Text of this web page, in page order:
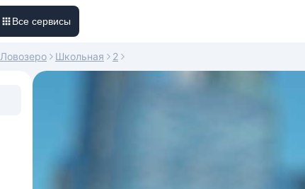
Все сервисы
Ловозеро Школьная 2